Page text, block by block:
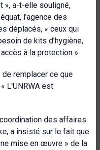
», a-t-elle souligné,
l'agence des
déplacés, « ceux qui
de kits d'hygiène,
à la protection ».
de remplacer ce que
L'UNRWA est
des affaires
a insisté sur le fait que
mise en œuvre » de la